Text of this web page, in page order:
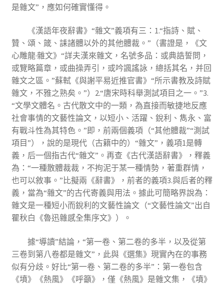
是雜文”，應如何確實懂得。
《漢語年夜辭書》“雜文”義項有三：1.“指詩、賦、
贊、頌、箴、誄諸體以外的其他體裁。”（書證是，《文
心雕龍·雜文》“詳夫漢來雜文，名號多品：或典誥誓問，
或覽略篇章，或曲操弄引，或吟諷謠詠，總括其名，并回
雜文之區。”蘇軾《與謝平易近推官書》“所示書教及詩賦
雜文，不雅之熟矣。”）2.“唐宋時科舉測試項目之一。”3.
“文學文體名。古代散文中的一類，為直接而敏捷地反應
社會事情的文藝性論文，以短小、活躍、銳利、雋永、富
有戰斗性為其特色。”即，前兩個義項（“其他體裁”“測試
項目”），說的是現代（古籍中的）“雜文”，義項1是轉
義，后一個指古代“雜文”。再查《古代漢語辭書》，釋義
為：“一種散體裁裁，不拘泥于某一種情勢，著重群情，
也可以敘事。”比擬兩《辭書》，前者的義項3.與后者的釋
義，當為“雜文”的古代寄義與用法。據此可簡略界說為：
雜文是一種短小而銳利的文藝性論文（“文藝性論文”出自
瞿秋白《魯迅雜感全集序文》）。
據“導讀”結論，“第一卷、第二卷的多半，以及從第
三卷到第八卷都是雜文”，此與《選集》現實內在的事務
似有分歧。好比“第一卷、第二卷的多半”：第一卷包含
《墳》《熱風》《呼籲》，僅《熱風》是雜文集，《墳》